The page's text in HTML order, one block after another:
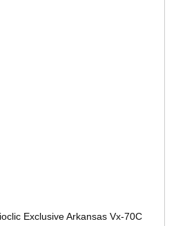
Exclusive Arkansas Vx-70C